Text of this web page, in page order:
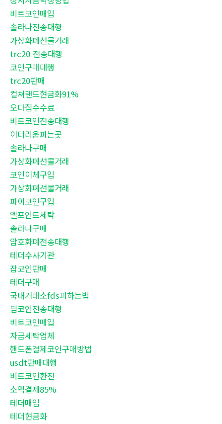
비트코인매입
솔라나전송대행
가상화폐선물거래
trc20 전송대행
코인구매대행
trc20판매
컬쳐랜드현금화91%
오다집수수료
비트코인전송대행
이더리움파는곳
솔라나구매
가상화폐선물거래
코인이체구입
가상화폐선물거래
파이코인구입
엘포인트세탁
솔라나구매
암호화폐전송대행
테더수사기관
잡코인판매
테더구매
국내거래소fds피하는법
밈코인전송대행
비트코인매입
자금세탁업체
핸드폰결제코인구매방법
usdt판매대행
비트코인환전
소액결제85%
테더매입
테더현금화